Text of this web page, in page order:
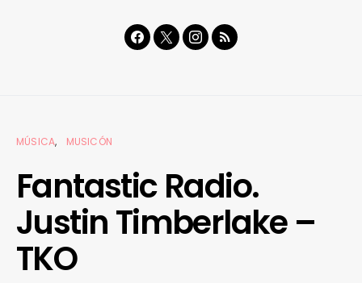
MÚSICA MUSICÓN
Fantastic Radio.
Justin Timberlake –
TKO